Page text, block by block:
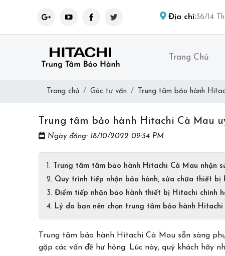
Địa chỉ:36/14
Trang Chủ
Trang chủ Góc tư vấn Trung tâm bảo hành
Trung tâm bảo hành Hitachi Cà Mau
Ngày đăng: 18/10/2022 09:34 PM
Trung tâm tâm bảo hành Hitachi Cà Mau nhận
Quy trình tiếp nhận bảo hành, sửa chữa thiết bị
Điểm tiếp nhận bảo hành thiết bị Hitachi chính
Lý do bạn nên chọn trung tâm bảo hành Hitachi
Trung tâm bảo hành Hitachi Cà Mau sẵn sàng
gặp các vấn đề hư hỏng. Lúc này, quý khách hãy